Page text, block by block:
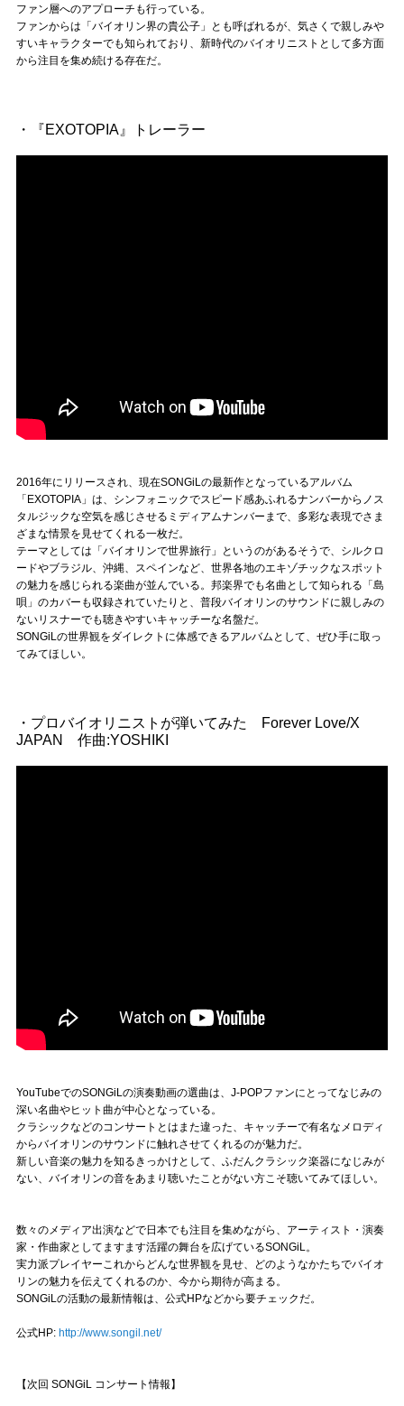
ファン層へのアプローチも行っている。
ファンからは「バイオリン界の貴公子」とも呼ばれるが、気さくで親しみや
すいキャラクターでも知られており、新時代のバイオリニストとして多方面
から注目を集め続ける存在だ。
・『EXOTOPIA』トレーラー
2016年にリリースされ、現在SONGiLの最新作となっているアルバム
「EXOTOPIA」は、シンフォニックでスピード感あふれるナンバーからノス
タルジックな空気を感じさせるミディアムナンバーまで、多彩な表現でさま
ざまな情景を見せてくれる一枚だ。
テーマとしては「バイオリンで世界旅行」というのがあるそうで、シルクロ
ードやブラジル、沖縄、スペインなど、世界各地のエキゾチックなスポット
の魅力を感じられる楽曲が並んでいる。邦楽界でも名曲として知られる「島
唄」のカバーも収録されていたりと、普段バイオリンのサウンドに親しみの
ないリスナーでも聴きやすいキャッチーな名盤だ。
SONGiLの世界観をダイレクトに体感できるアルバムとして、ぜひ手に取っ
てみてほしい。
・プロバイオリニストが弾いてみた Forever Love/X
JAPAN 作曲:YOSHIKI
YouTubeでのSONGiLの演奏動画の選曲は、J-POPファンにとってなじみの
深い名曲やヒット曲が中心となっている。
クラシックなどのコンサートとはまた違った、キャッチーで有名なメロディ
からバイオリンのサウンドに触れさせてくれるのが魅力だ。
新しい音楽の魅力を知るきっかけとして、ふだんクラシック楽器になじみが
ない、バイオリンの音をあまり聴いたことがない方こそ聴いてみてほしい。
数々のメディア出演などで日本でも注目を集めながら、アーティスト・演奏
家・作曲家としてますます活躍の舞台を広げているSONGiL。
実力派プレイヤーこれからどんな世界観を見せ、どのようなかたちでバイオ
リンの魅力を伝えてくれるのか、今から期待が高まる。
SONGiLの活動の最新情報は、公式HPなどから要チェックだ。
公式HP: http://www.songil.net/
【次回 SONGiL コンサート情報】